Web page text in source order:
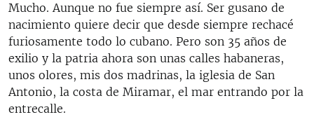
Mucho. Aunque no fue siempre así. Ser gusano de
nacimiento quiere decir que desde siempre rechacé
furiosamente todo lo cubano. Pero son 35 años de
exilio y la patria ahora son unas calles habaneras,
unos olores, mis dos madrinas, la iglesia de San
Antonio, la costa de Miramar, el mar entrando por la
entrecalle.